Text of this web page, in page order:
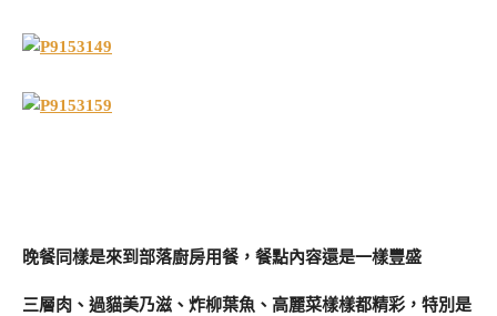
晚餐同樣是來到部落廚房用餐，餐點內容還是一樣豐盛
三層肉、過貓美乃滋、炸柳葉魚、高麗菜樣樣都精彩，特別是